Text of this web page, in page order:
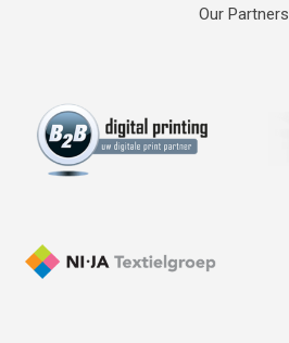
Our Partners